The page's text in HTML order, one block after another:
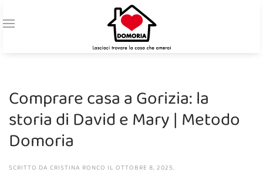
Comprare casa a Gorizia: la
storia di David e Mary | Metodo
Domoria
SCRITTO DA CRISTINA RONCO IL OTTOBRE 8, 2025.